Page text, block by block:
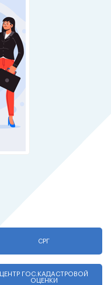
СРГ
ЦЕНТР ГОС.КАДАСТРОВОЙ
ОЦЕНКИ